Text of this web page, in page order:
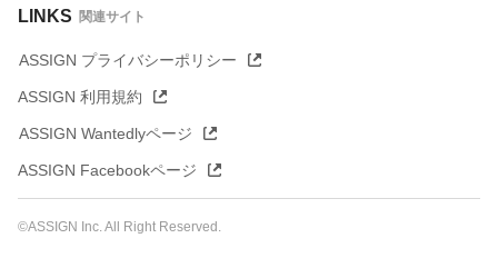
LINKS 関連サイト
ASSIGN プライバシーポリシー
ASSIGN 利用規約
ASSIGN Wantedlyページ
ASSIGN Facebookページ
©ASSIGN Inc. All Right Reserved.